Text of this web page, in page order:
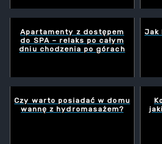
Apartamenty z dostępem
do SPA – relaks po całym
dniu chodzenia po górach
Jak
Czy warto posiadać w domu
wannę z hydromasażem?